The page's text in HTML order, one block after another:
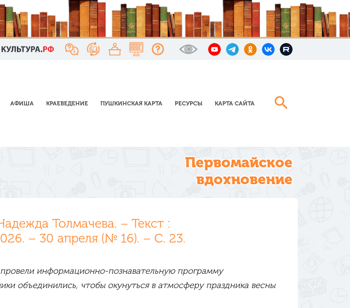
АФИША КРАЕВЕДЕНИЕ ПУШКИНСКАЯ КАРТА РЕСУРСЫ КАРТА САЙТА
Первомайское
вдохновение
Толмачева. – Текст :
– 30 апреля (№ 16). – С. 23.
информационно-познавательную программу
объединились, чтобы окунуться в атмосферу праздника весны